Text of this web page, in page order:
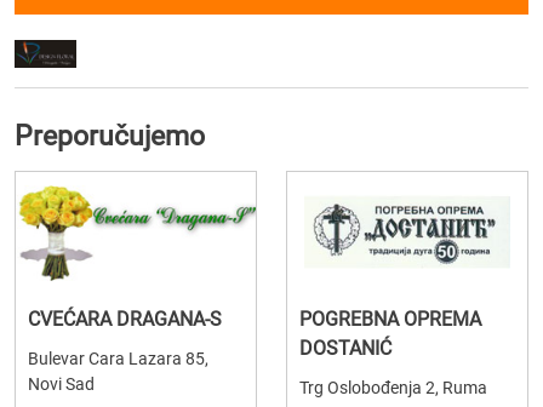
Preporučujemo
CVEĆARA DRAGANA-S
Bulevar Cara Lazara 85,
Novi Sad
POGREBNA OPREMA
DOSTANIĆ
Trg Oslobođenja 2, Ruma